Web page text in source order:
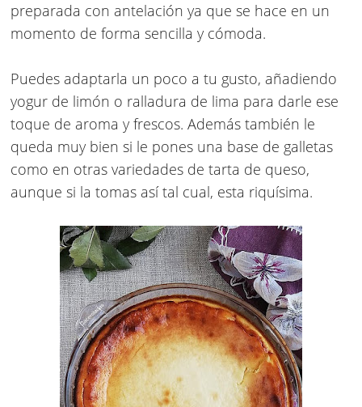
preparada con antelación ya que se hace en un
momento de forma sencilla y cómoda.
Puedes adaptarla un poco a tu gusto, añadiendo
yogur de limón o ralladura de lima para darle ese
toque de aroma y frescos. Además también le
queda muy bien si le pones una base de galletas
como en otras variedades de tarta de queso,
aunque si la tomas así tal cual, esta riquísima.